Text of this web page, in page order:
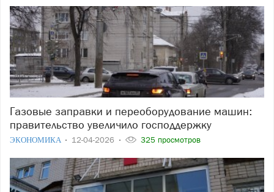
Газовые заправки и переоборудование машин:
правительство увеличило господдержку
ЭКОНОМИКА 12-04-2026 325 просмотров